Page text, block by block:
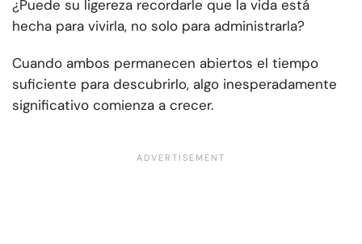
¿Puede su ligereza recordarle que la vida está
hecha para vivirla, no solo para administrarla?
Cuando ambos permanecen abiertos el tiempo
suficiente para descubrirlo, algo inesperadamente
significativo comienza a crecer.